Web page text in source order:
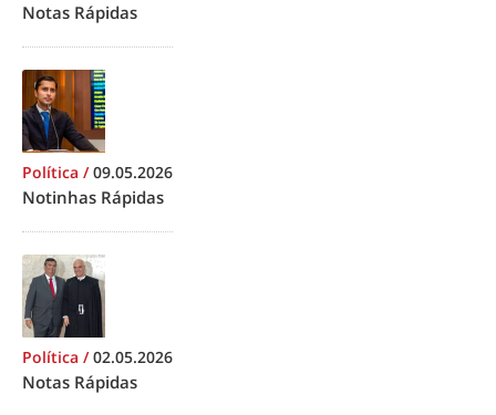
Notas Rápidas
Política /09.05.2026
Notinhas Rápidas
Política /02.05.2026
Notas Rápidas